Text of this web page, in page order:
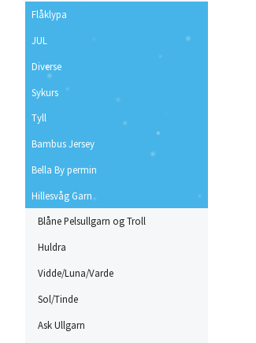
Flåklypa
JUL
Diverse
Sykurs
Tyll
Bambus Jersey
Bella By permin
Hillesvåg Garn
Blåne Pelsullgarn og Troll
Huldra
Vidde/Luna/Varde
Sol/Tinde
Ask Ullgarn